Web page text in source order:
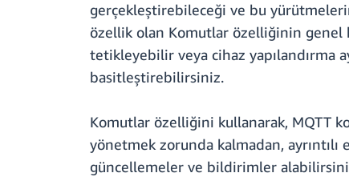
gerçekleştirebileceği ve bu
özellik olan Komutlar özelliğinin genel
tetikleyebilir veya cihaz yapılandırma
basitleştirebilirsiniz.
Komutlar özelliğini kullanarak, MQTT
yönetmek zorunda kalmadan,
güncellemeler ve bildirimler